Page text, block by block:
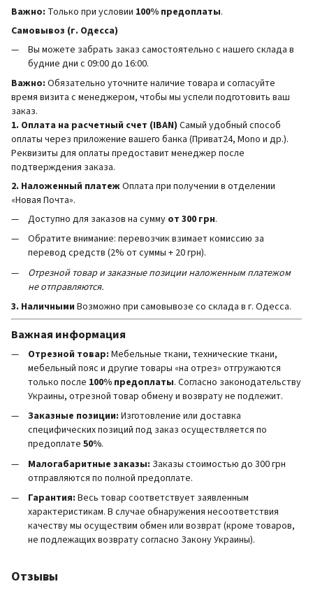
Важно: Только при условии 100% предоплаты.
Самовывоз (г. Одесса)
Вы можете забрать заказ самостоятельно с нашего склада в
будние дни с 09:00 до 16:00.
Важно: Обязательно уточните наличие товара и согласуйте
время визита с менеджером, чтобы мы успели подготовить ваш
заказ.
1. Оплата на расчетный счет (IBAN) Самый удобный способ
оплаты через приложение вашего банка (Приват24, Mono и др.).
Реквизиты для оплаты предоставит менеджер после
подтверждения заказа.
2. Наложенный платежОплата при получении в отделении
«Новая Почта».
Доступно для заказов на сумму от 300 грн.
Обратите внимание: перевозчик взимает комиссию за
перевод средств (2% от суммы + 20 грн).
Отрезной товар и заказные позиции наложенным платежом
не отправляются.
3. Наличными Возможно при самовывозе со склада в г. Одесса.
Важная информация
Отрезной товар: Мебельные ткани, технические ткани,
мебельный пояс и другие товары «на отрез» отгружаются
только после 100% предоплаты. Согласно законодательству
Украины, отрезной товар обмену и возврату не подлежит.
Заказные позиции: Изготовление или доставка
специфических позиций под заказ осуществляется по
предоплате 50%.
Малогабаритные заказы: Заказы стоимостью до 300 грн
отправляются по полной предоплате.
Гарантия: Весь товар соответствует заявленным
характеристикам. В случае обнаружения несоответствия
качеству мы осуществим обмен или возврат (кроме товаров,
не подлежащих возврату согласно Закону Украины).
Отзывы